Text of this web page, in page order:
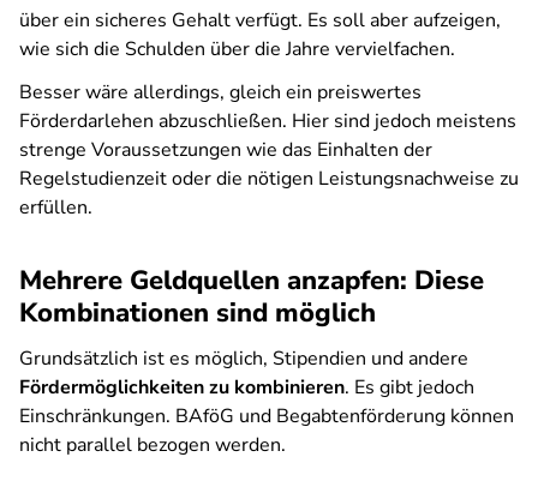
über ein sicheres Gehalt verfügt. Es soll aber aufzeigen,
wie sich die Schulden über die Jahre vervielfachen.
Besser wäre allerdings, gleich ein preiswertes
Förderdarlehen abzuschließen. Hier sind jedoch meistens
strenge Voraussetzungen wie das Einhalten der
Regelstudienzeit oder die nötigen Leistungsnachweise zu
erfüllen.
Mehrere Geldquellen anzapfen: Diese
Kombinationen sind möglich
Grundsätzlich ist es möglich, Stipendien und andere
Fördermöglichkeiten zu kombinieren. Es gibt jedoch
Einschränkungen. BAföG und Begabtenförderung können
nicht parallel bezogen werden.